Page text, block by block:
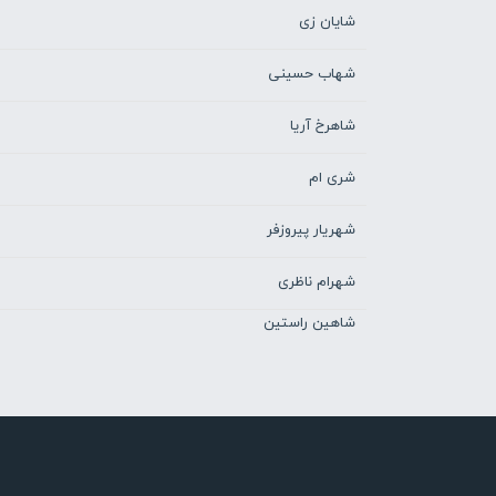
شایان زی
شهاب حسینی
شاهرخ آریا
شری ام
شهریار پیروزفر
شهرام ناظری
شاهین راستین